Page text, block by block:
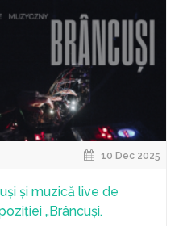
10 Dec 2025
și muzică live de
„Brâncuși.